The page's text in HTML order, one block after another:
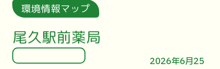
環境情報マップ
尾久駅前薬局
2026年6月25